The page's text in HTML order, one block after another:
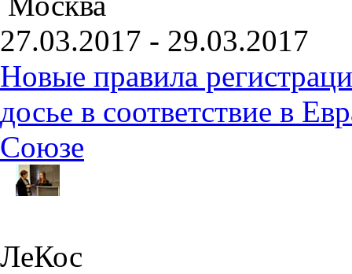
27.03.2017 - 29.03.2017
Новые правила
досье в соответствие в
Союзе
ЛеКос